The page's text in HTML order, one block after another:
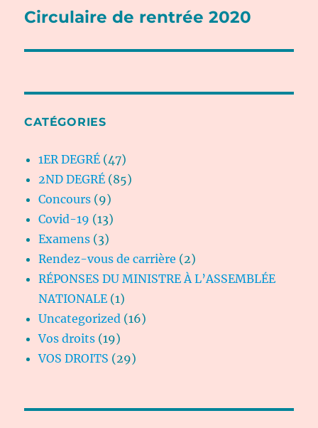
Publication
Circulaire de rentrée 2020
CATÉGORIES
1ER DEGRÉ (47)
2ND DEGRÉ (85)
Concours (9)
Covid-19 (13)
Examens (3)
Rendez-vous de carrière (2)
RÉPONSES DU MINISTRE À L’ASSEMBLÉE
NATIONALE (1)
Uncategorized (16)
Vos droits (19)
VOS DROITS (29)